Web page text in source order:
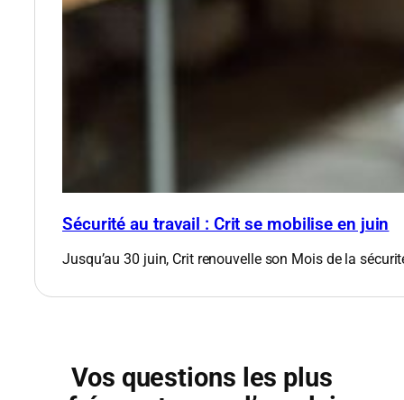
Sécurité au travail : Crit se mobilise en juin
Jusqu’au 30 juin, Crit renouvelle son Mois de la
Vos questions les plus